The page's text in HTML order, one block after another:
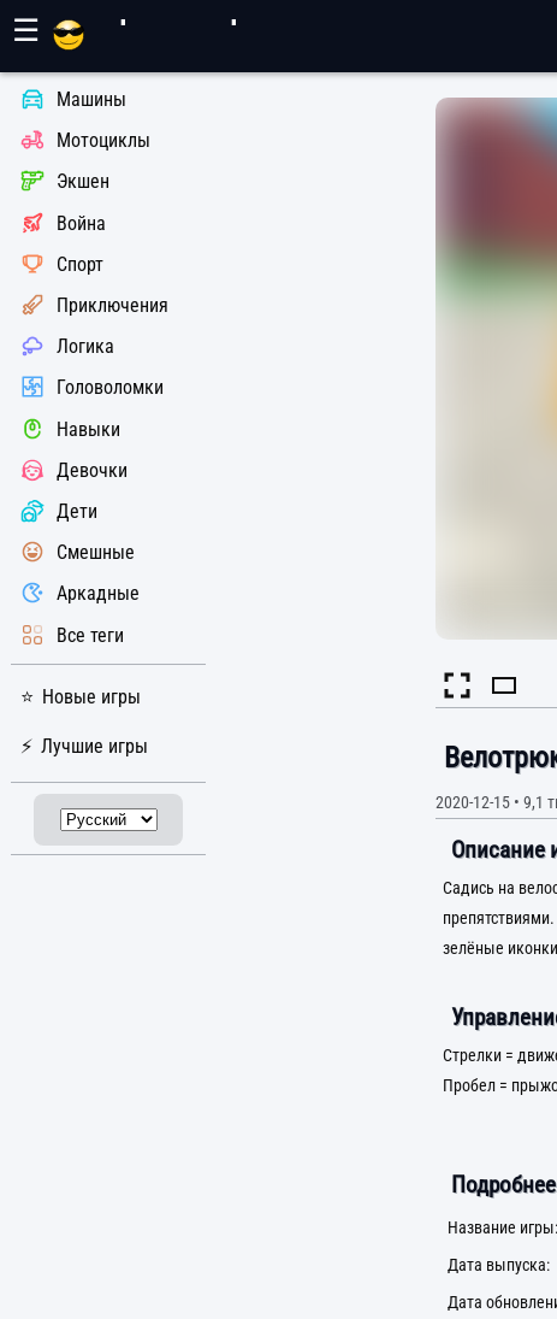
☰
Машины
Мотоциклы
Экшен
Война
Спорт
Приключения
Логика
Головоломки
Навыки
Девочки
Дети
Смешные
Аркадные
Все теги
Новые игры
Лучшие игры
2020-12-15• 9,1
Описание
Садись на
зелёные
Стрелки =
Пробел =
Название игры:
Дата выпуска:
Дата